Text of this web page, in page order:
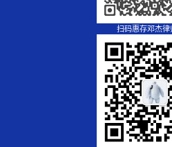
扫码惠存邓杰律